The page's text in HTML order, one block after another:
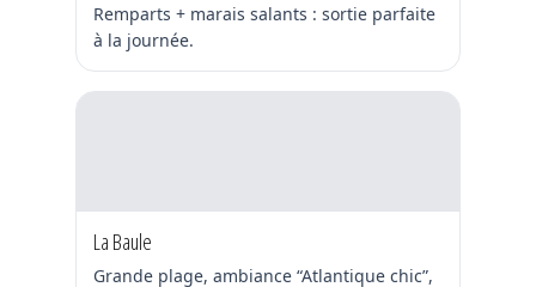
Remparts + marais salants : sortie parfaite
à la journée.
La Baule
Grande plage, ambiance “Atlantique chic”,